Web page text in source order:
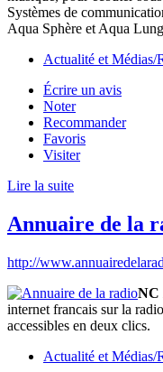
Systèmes de
Aqua Sphère et Aqua
Actualité et Médias/
Écrire un avis
Noter
Recommander
Favoris
Visiter
Lire la suite
Annuaire de la
http://
NC
internet francais sur la
accessibles en deux clics.
Actualité et Médias/